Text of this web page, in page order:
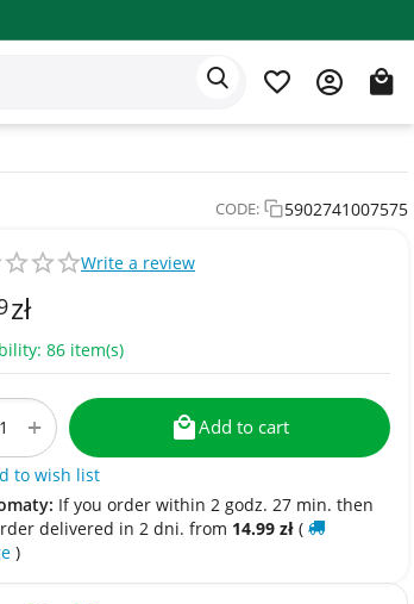
CODE: 5902741007575
Write a review
zł
86 item(s)
+ Add to cart
to wish list
If you order within 2 godz. 27 min. then
delivered in 2 dni. from 14.99 zł (
)